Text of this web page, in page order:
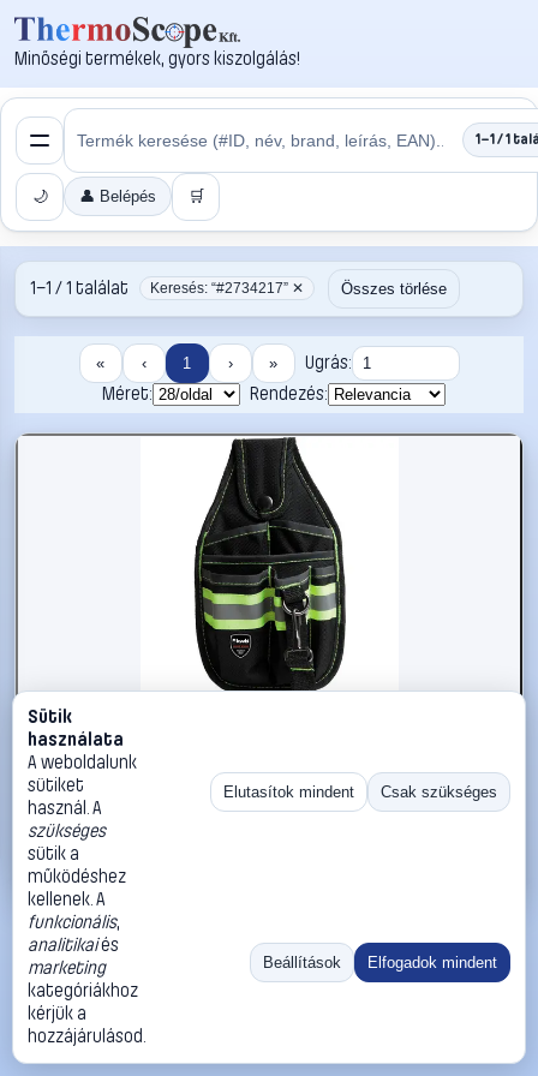
Minőségi termékek, gyors kiszolgálás!
1–1 / 1
🌙 👤 Belépés 🛒
1–1 / 1 találat Keresés: “#2734217” ✕ Összes törlése
« ‹ 1 › »
Ugrás:
Méret:
Rendezés:
#2734217
kwb 909610 Övszerszámtáska
kwb Szerszámkoffer, szerszámtároló táska, szerszámos bőrönd
4 290 Ft
Kosárba
«
Méret:
Rendezés:
©2026
ThermoScope
Cégbemutató
Sütik
használata
A weboldalunk
sütiket
használ. A
szükséges
sütik a
működéshez
kellenek. A
funkcionális,
analitikaiés
marketing
kategóriákhoz
kérjük a
hozzájárulásod.
Elutasítok mindent Csak szükséges
Beállítások Elfogadok mindent